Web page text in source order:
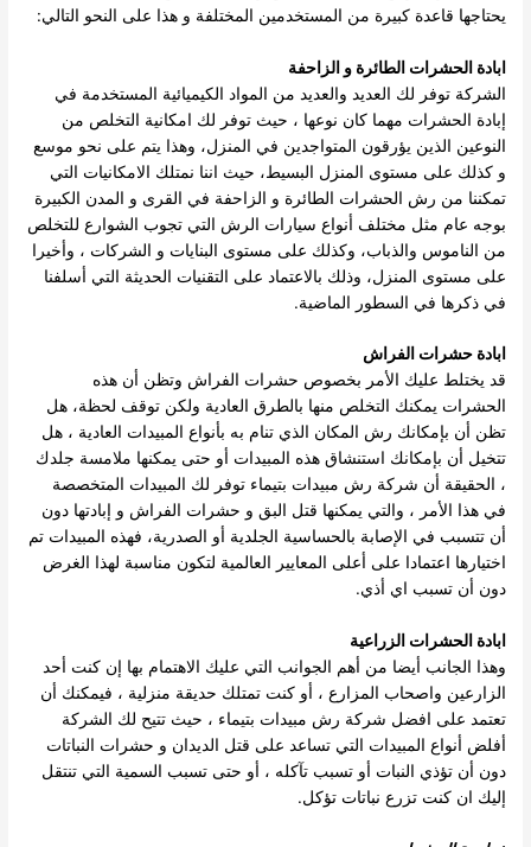
يحتاجها قاعدة كبيرة من المستخدمين المختلفة و هذا على النحو التالي:
ابادة الحشرات الطائرة و الزاحفة
الشركة توفر لك العديد والعديد من المواد الكيميائية المستخدمة في
إبادة الحشرات مهما كان نوعها ، حيث توفر لك امكانية التخلص من
النوعين الذين يؤرقون المتواجدين في المنزل، وهذا يتم على نحو موسع
و كذلك على مستوى المنزل البسيط، حيث اننا نمتلك الامكانيات التي
تمكننا من رش الحشرات الطائرة و الزاحفة في القرى و المدن الكبيرة
بوجه عام مثل مختلف أنواع سيارات الرش التي تجوب الشوارع للتخلص
من الناموس والذباب، وكذلك على مستوى البنايات و الشركات ، وأخيرا
على مستوى المنزل، وذلك بالاعتماد على التقنيات الحديثة التي أسلفنا
في ذكرها في السطور الماضية.
ابادة حشرات الفراش
قد يختلط عليك الأمر بخصوص حشرات الفراش وتظن أن هذه
الحشرات يمكنك التخلص منها بالطرق العادية ولكن توقف لحظة، هل
تظن أن بإمكانك رش المكان الذي تنام به بأنواع المبيدات العادية ، هل
تتخيل أن بإمكانك استنشاق هذه المبيدات أو حتى يمكنها ملامسة جلدك
، الحقيقة أن شركة رش مبيدات بتيماء توفر لك المبيدات المتخصصة
في هذا الأمر ، والتي يمكنها قتل البق و حشرات الفراش و إبادتها دون
أن تتسبب في الإصابة بالحساسية الجلدية أو الصدرية، فهذه المبيدات تم
اختيارها اعتمادا على أعلى المعايير العالمية لتكون مناسبة لهذا الغرض
دون أن تسبب اي أذي.
ابادة الحشرات الزراعية
وهذا الجانب أيضا من أهم الجوانب التي عليك الاهتمام بها إن كنت أحد
الزارعين واصحاب المزارع ، أو كنت تمتلك حديقة منزلية ، فيمكنك أن
تعتمد على افضل شركة رش مبيدات بتيماء ، حيث تتيح لك الشركة
أفلض أنواع المبيدات التي تساعد على قتل الديدان و حشرات النباتات
دون أن تؤذي النبات أو تسبب تآكله ، أو حتى تسبب السمية التي تنتقل
إليك ان كنت تزرع نباتات تؤكل.